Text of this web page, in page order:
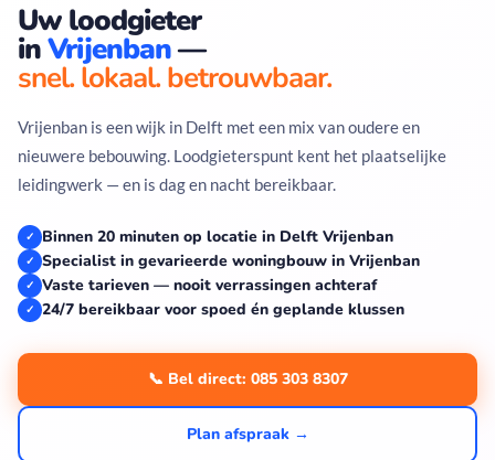
Uw loodgieter
inVrijenban—
snel. lokaal. betrouwbaar.
Vrijenban is een wijk in Delft met een mix van oudere en
nieuwere bebouwing. Loodgieterspunt kent het plaatselijke
leidingwerk — en is dag en nacht bereikbaar.
✓ Binnen 20 minuten op locatie in Delft Vrijenban
✓ Specialist in gevarieerde woningbouw in Vrijenban
✓ Vaste tarieven — nooit verrassingen achteraf
✓ 24/7 bereikbaar voor spoed én geplande klussen
📞 Bel direct: 085 303 8307
Plan afspraak →